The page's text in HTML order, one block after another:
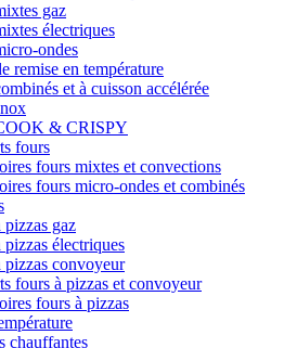
gaz
électriques
ondes
remise en température
et à cuisson accélérée
& CRISPY
fours
fours mixtes et convections
fours micro-ondes et combinés
pizzas gaz
pizzas électriques
pizzas convoyeur
fours à pizzas et convoyeur
fours à pizzas
chauffantes